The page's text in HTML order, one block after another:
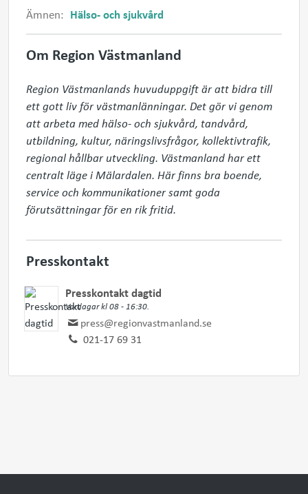
Ämnen: Hälso- och sjukvård
Om Region Västmanland
Region Västmanlands huvuduppgift är att bidra till
ett gott liv för västmanlänningar. Det gör vi genom
att arbeta med hälso- och sjukvård, tandvård,
utbildning, kultur, näringslivsfrågor, kollektivtrafik,
regional hållbar utveckling. Västmanland har ett
centralt läge i Mälardalen. Här finns bra boende,
service och kommunikationer samt goda
förutsättningar för en rik fritid.
Presskontakt
Presskontakt dagtid
Vardagar kl 08 - 16:30.
press@regionvastmanland.se
021-17 69 31